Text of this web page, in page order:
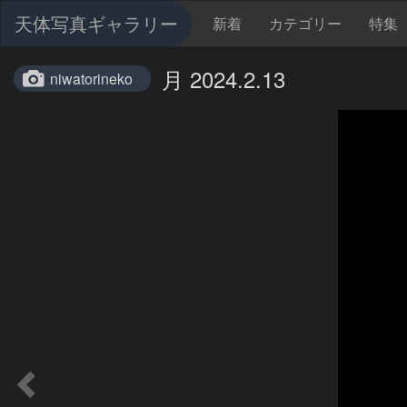
天体写真ギャラリー 新着 カテゴリー 特集
niwatorineko 月 2024.2.13